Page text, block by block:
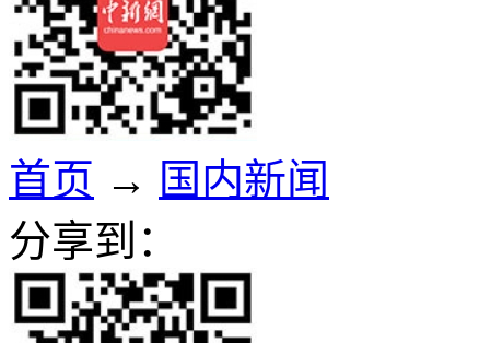
首页 → 国内新闻
分享到：